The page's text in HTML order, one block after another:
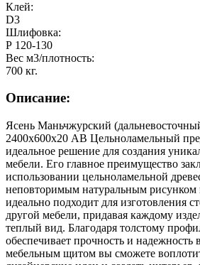
Клей:
D3
Шлифовка:
Р 120-130
Вес м3/плотность:
700 кг.
Описание:
Ясень Маньчжурский
2400х600х20 АВ Цельноламельный
идеальное решение для создания
мебели. Его главное преимущество
использовании цельноламельной
неповторимым натуральным рисунком
идеально подходит для изготовления
другой мебели, придавая каждому
теплый вид. Благодаря толстому
обеспечивает прочность и
мебельным щитом вы сможете